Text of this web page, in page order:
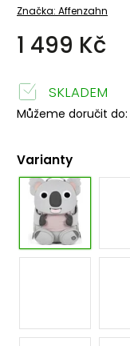
Značka: Affenzahn
Varianty
1 499 Kč
SKLADEM
Můžeme doručit do: